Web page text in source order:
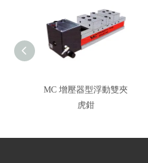
MC 增壓器型浮動雙夾
虎鉗